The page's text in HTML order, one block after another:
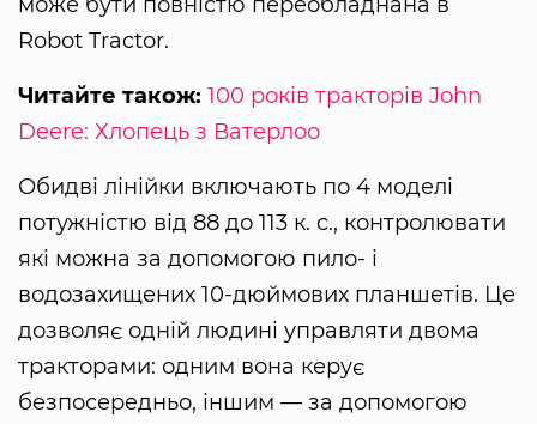
Robot Tractor.
Читайте також: 100 років тракторів John
Deere: Хлопець з Ватерлоо
Обидві лінійки включають по 4 моделі
потужністю від 88 до 113 к. c., контролювати
які можна за допомогою пило- і
водозахищених 10-дюймових планшетів. Це
дозволяє одній людині управляти двома
тракторами: одним вона керує
безпосередньо, іншим — за допомогою